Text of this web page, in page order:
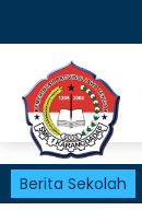
Berita Sekolah